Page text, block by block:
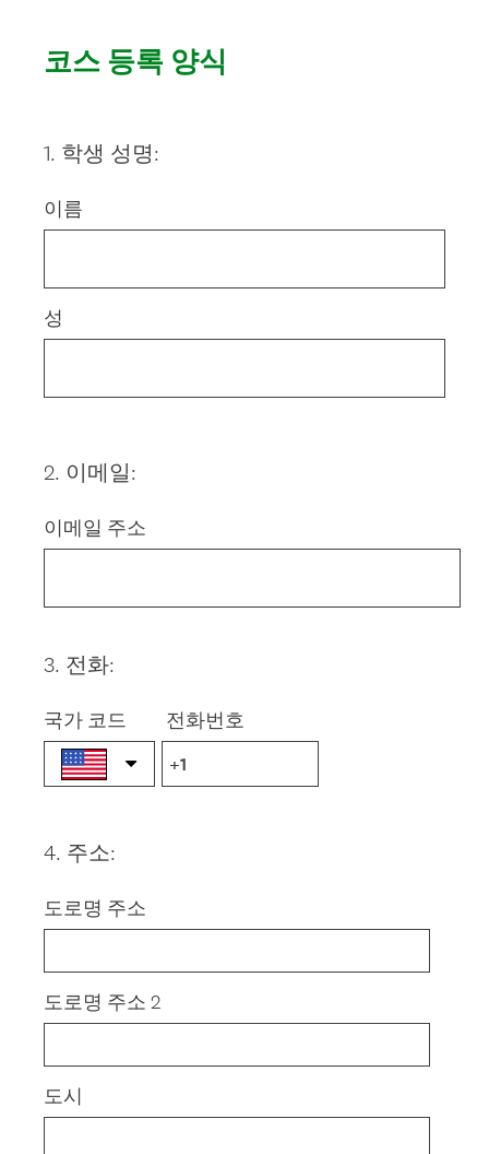
코스 등록 양식
Question
1. 학생 성명:
이름
성
Question
2. 이메일:
이메일 주소
Question
3. 전화:
국가 코드 전화번호
Question
4. 주소:
도로명 주소
도로명 주소 2
도시